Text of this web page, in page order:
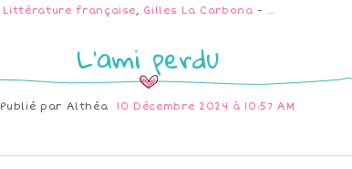
Littérature française, Gilles La Carbona - …
L'ami perdu
Publié par Althéa 10 Décembre 2024 à 10:57 AM